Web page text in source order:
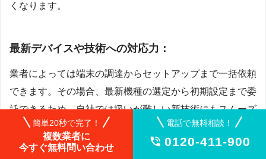
くなります。
最新デバイスや技術への対応力：
業者によっては端末の調達からセットアップまで一括依頼
できます。その場合、最新機種の選定から初期設定まで委
託できるため、自社では扱いが難しい新技術にもスムーズ
に対応可能です。例えばOSの大幅アップデートや新しい
MDM設定項目にも精通したプロが対応するので安心で
簡単20秒で完了！
複数業者に
今すぐ無料問い合わせ
電話で無料相談！
 0120-411-900